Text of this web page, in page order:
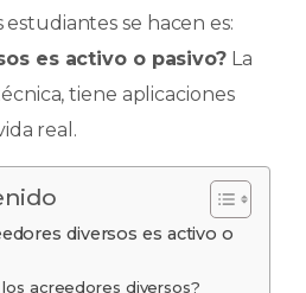
se hacen es:
es activo o pasivo? La
tiene aplicaciones
real.
diversos es activo o
los acreedores diversos?